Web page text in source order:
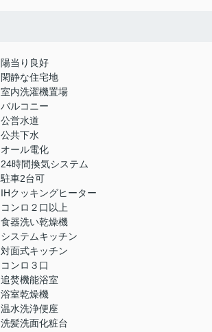
陽当り良好
閑静な住宅地
室内洗濯機置場
バルコニー
公営水道
公共下水
オール電化
24時間換気システム
駐車2台可
IHクッキングヒーター
コンロ２口以上
食器洗い乾燥機
システムキッチン
対面式キッチン
コンロ３口
追焚機能浴室
浴室乾燥機
温水洗浄便座
洗髪洗面化粧台